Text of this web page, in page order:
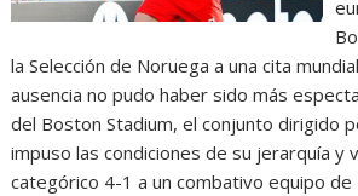
la Selección de Noruega a una cita
ausencia no pudo haber sido más
del Boston Stadium, el conjunto dirigido
impuso las condiciones de su jerarquía y
categórico 4-1 a un combativo equipo de